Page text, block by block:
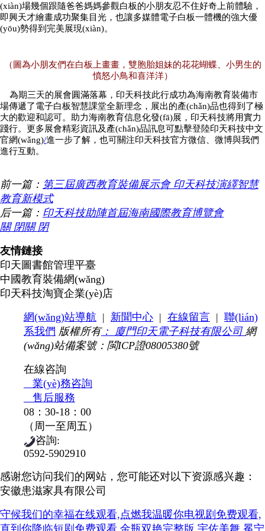
(xiàn)場幾個跟隨爸爸媽媽參觀白板的小朋友忍不住好奇上前體驗，
即興天才繪畫成功聚集目光，也讓多媒體電子白板一體機的強大優
(yōu)勢得到完美展現(xiàn)。
（圖為小朋友們在白板上畫畫，雙胞胎姐妹的花花蝴蝶、小男生的
憤怒小鳥和喜洋洋）
為期三天的展會圓滿落幕，印天科技此行成功為海南教育裝備市
場傳遞了電子白板智慧課堂全新理念，展出的產(chǎn)品也得到了極
大的歡迎和認可。助力海南教育信息化發(fā)展，印天科技將用實力
踐行。更多展會精彩資訊及產(chǎn)品訊息可點擊登陸印天科技中文
官網(wǎng)/進一步了解，也可關注印天科技官方微信、微博與我們
進行互動。
前一篇： 第三屆廣西教育裝備展示會 印天科技演繹智慧
教育新模式
后一篇： 印天科技助陣首屆海南國際教育博覽會
關 閉關 閉
友情鏈接
印天圖書館管理平臺
中國教育裝備網(wǎng)
印天科技淘寶企業(yè)店
網(wǎng)站導航 | 新聞中心 | 在線留言 | 聯(lián)
系我們 版權所有： 廈門印天電子科技有限公司 網
(wǎng)站備案號：閩ICP證08005380號
在線咨詢
業(yè)務咨詢
售后服務
08：30-18：00
（周一至周五）
咨詢:
0592-5902910
感谢您访问我们的网站，您可能还对以下资源感兴趣：
安徽患滋家具有限公司
守候我们的幸福在线观看,点燃我温暖你电视剧免费观看,
直到你降临短剧免费观看,金瓶双艳完整版,宇佐美舞,冕宁